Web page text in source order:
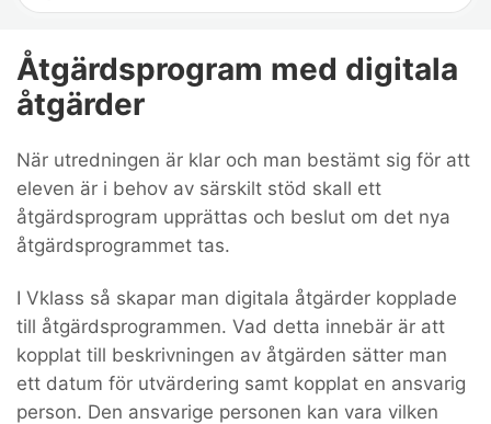
For
Åtgärdsprogram med digitala
åtgärder
När utredningen är klar och man bestämt sig för att
eleven är i behov av särskilt stöd skall ett
åtgärdsprogram upprättas och beslut om det nya
åtgärdsprogrammet tas.
I Vklass så skapar man digitala åtgärder kopplade
till åtgärdsprogrammen. Vad detta innebär är att
kopplat till beskrivningen av åtgärden sätter man
ett datum för utvärdering samt kopplat en ansvarig
person. Den ansvarige personen kan vara vilken